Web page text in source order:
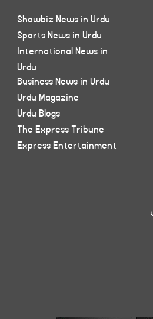
Showbiz News in Urdu
Sports News in Urdu
International News in
Urdu
Business News in Urdu
Urdu Magazine
Urdu Blogs
The Express Tribune
Express Entertainment